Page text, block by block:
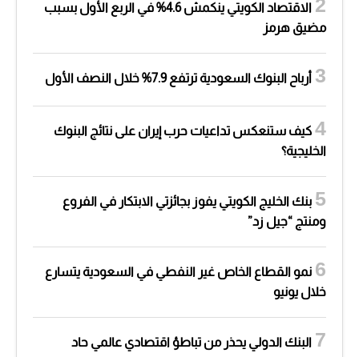
الاقتصاد الكويتي ينكمش 4.6% في الربع الأول بسبب
مضيق هرمز
أرباح البنوك السعودية ترتفع 7.9% خلال النصف الأول
كيف ستنعكس تداعيات حرب إيران على نتائج البنوك
الخليجية؟
بنك الخليج الكويتي يفوز بجائزتي الابتكار في الفروع
ومنتج “جيل زد”
نمو القطاع الخاص غير النفطي في السعودية يتسارع
خلال يونيو
البنك الدولي يحذر من تباطؤ اقتصادي عالمي حاد